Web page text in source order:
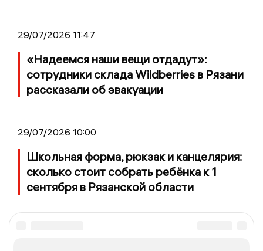
29/07/2026 11:47
«Надеемся наши вещи отдадут»:
сотрудники склада Wildberries в Рязани
рассказали об эвакуации
29/07/2026 10:00
Школьная форма, рюкзак и канцелярия:
сколько стоит собрать ребёнка к 1
сентября в Рязанской области